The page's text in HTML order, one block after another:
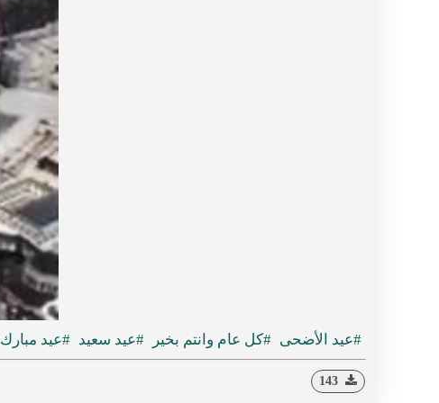
#عيد الأضحى #كل عام وانتم بخير #عيد سعيد #عيد مبارك